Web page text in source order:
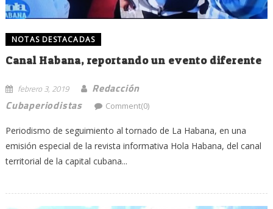
NOTAS DESTACADAS
Canal Habana, reportando un evento diferente
febrero 3, 2019
Redacción
Cubaperiodistas
Comment(0)
Periodismo de seguimiento al tornado de La Habana, en una
emisión especial de la revista informativa Hola Habana, del canal
territorial de la capital cubana...